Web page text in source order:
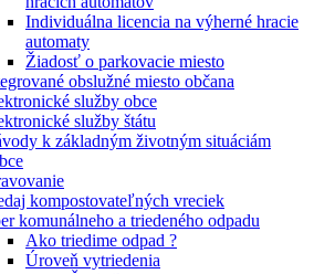
Individuálna licencia na výherné hracie
automaty
Žiadosť o parkovacie miesto
obslužné miesto občana
služby obce
služby štátu
k základným životným situáciám
kompostovateľných vreciek
komunálneho a triedeného odpadu
Ako triedime odpad ?
Úroveň vytriedenia